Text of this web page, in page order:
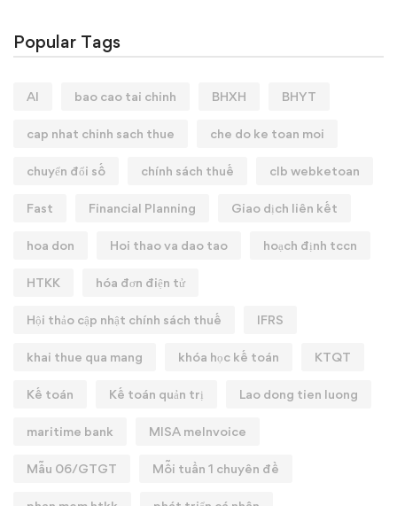
Popular Tags
AI bao cao tai chinh BHXH BHYT
cap nhat chinh sach thue che do ke toan moi
chuyển đổi số chính sách thuế clb webketoan
Fast Financial Planning Giao dịch liên kết
hoa don Hoi thao va dao tao hoạch định tccn
HTKK hóa đơn điện tử
Hội thảo cập nhật chính sách thuế IFRS
khai thue qua mang khóa học kế toán KTQT
Kế toán Kế toán quản trị Lao dong tien luong
maritime bank MISA meInvoice
Mẫu 06/GTGT Mỗi tuần 1 chuyên đề